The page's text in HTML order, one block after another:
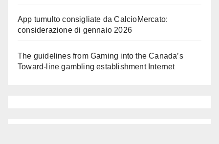
App tumulto consigliate da CalcioMercato:
considerazione di gennaio 2026
The guidelines from Gaming into the Canada’s
Toward-line gambling establishment Internet